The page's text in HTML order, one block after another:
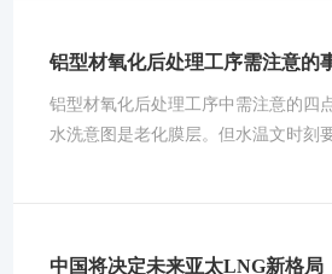
度的±0.1度，而需要的湿度值一般较
超越25度。 高湿度产生
铝型材氧化后处理工序需注意的
铝型材氧化后处理工序中需注意的
水洗意图是老化膜层。但水温文时刻
膜层减薄，颜色变淡。工业铝型材处
的工件斜挂于架子上，让作业外表的
中国将决定未来亚太LNG新格局